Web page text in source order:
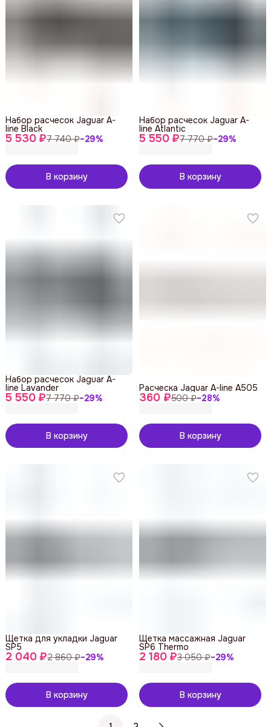
5 530 ₽7 740 ₽−29%
Набор расчесок Jaguar A-
line Black
В корзину
5 550 ₽7 770 ₽−29%
Набор расчесок Jaguar A-
line Atlantic
В корзину
5 550 ₽7 770 ₽−29%
Набор расчесок Jaguar A-
line Lavander
В корзину
360 ₽500 ₽−28%
Расческа Jaguar A-line A505
В корзину
2 040 ₽2 860 ₽−29%
Щетка для укладки Jaguar
SP5
В корзину
2 180 ₽3 050 ₽−29%
Щетка массажная Jaguar
SP6 Thermo
В корзину